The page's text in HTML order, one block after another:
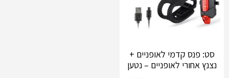
סט: פנס קדמי לאופניים +
נצנץ אחורי לאופניים – נטען